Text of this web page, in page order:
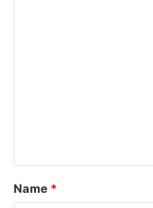
*
Name *